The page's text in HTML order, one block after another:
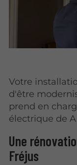
Votre
d'être
prend en
électrique de A
Une
Fréjus